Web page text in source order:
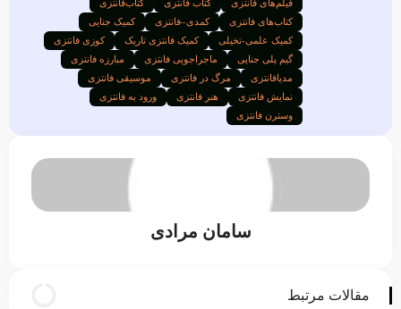
فیلم‌های فانتزی کتاب فانتزی
کتاب‌فانتزی
کتاب‌های فانتزی
کمدی–فانتزی
کمیک جنایی
کمیک علمی-تخیلی
کمیک فانتزی تاریک
کوزی فانتزی
گیم پلی جنایی
ماجراجویی فانتزی
مبارزه فانتزی
مدیافانتزی
مرگ در فانتزی
موسیقی فانتزی
نمایش فانتزی
هنر فانتزی
ورود به فانتزی
وسترن فانتزی
سامان مرادی
مقالات مرتبط